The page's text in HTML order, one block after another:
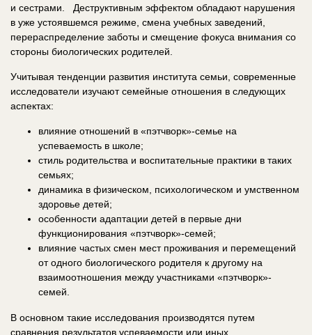
и сестрами. Деструктивным эффектом обладают нарушения
в уже устоявшемся режиме, смена учебных заведений,
перераспределение заботы и смещение фокуса внимания со
стороны биологических родителей.
Учитывая тенденции развития института семьи, современные
исследователи изучают семейные отношения в следующих
аспектах:
влияние отношений в «пэтчворк»-семье на
успеваемость в школе;
стиль родительства и воспитательные практики в таких
семьях;
динамика в физическом, психологическом и умственном
здоровье детей;
особенности адаптации детей в первые дни
функционирования «пэтчворк»-семей;
влияние частых смен мест проживания и перемещений
от одного биологического родителя к другому на
взаимоотношения между участниками «пэтчворк»-
семей.
В основном такие исследования производятся путем
сравнения результатов успеваемости или иных